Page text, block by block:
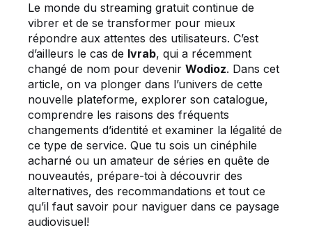
Le monde du streaming gratuit continue de
vibrer et de se transformer pour mieux
répondre aux attentes des utilisateurs. C’est
d’ailleurs le cas de Ivrab, qui a récemment
changé de nom pour devenir Wodioz. Dans cet
article, on va plonger dans l’univers de cette
nouvelle plateforme, explorer son catalogue,
comprendre les raisons des fréquents
changements d’identité et examiner la légalité de
ce type de service. Que tu sois un cinéphile
acharné ou un amateur de séries en quête de
nouveautés, prépare-toi à découvrir des
alternatives, des recommandations et tout ce
qu’il faut savoir pour naviguer dans ce paysage
audiovisuel!